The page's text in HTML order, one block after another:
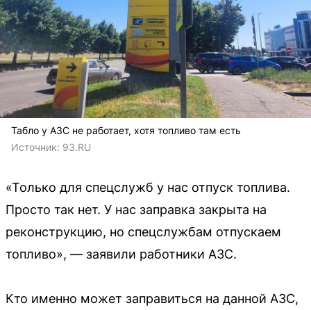
Табло у АЗС не работает, хотя топливо там есть
Источник: 93.RU
«Только для спецслужб у нас отпуск топлива.
Просто так нет. У нас заправка закрыта на
реконструкцию, но спецслужбам отпускаем
топливо», — заявили работники АЗС.
Кто именно может заправиться на данной АЗС,